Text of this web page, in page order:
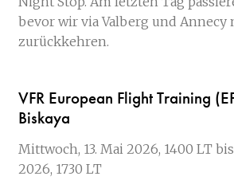
bevor wir via Valberg und Annecy
zurückkehren.
VFR European Flight Training
Biskaya
Mittwoch, 13. Mai 2026, 1400 LT
2026, 1730 LT